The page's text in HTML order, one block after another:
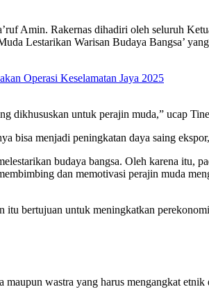
Amin. Rakernas dihadiri oleh seluruh
Lestarikan Warisan Budaya Bangsa’
Operasi Keselamatan Jaya 2025
dikhususkan untuk perajin muda,” ucap
bisa menjadi peningkatan daya saing
budaya bangsa. Oleh karena itu,
dan memotivasi perajin muda
bertujuan untuk meningkatkan
wastra yang harus mengangkat